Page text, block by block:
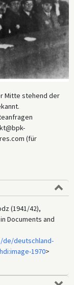
Mitte stehend der
(für
(1941/42),
Documents and
deutschland-
1970>